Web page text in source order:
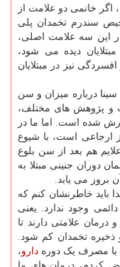
اگر خانمی دو علامت از
سندرم تخمدان پلی
این سه علامت اصلی،
دیده می شود،
نیز در مبتلایان
درباره میزان و سن
و پژوهش های مختلف،
شده است. اما ما در
ارجاعی است، با شیوع
علایم هم بعد از سن بلوغ
دوران جنینی مبتلا به
بروز می یابد.
باید خاطرنشان کنم که
وجود ندارد. یعنی
درمان علامتی دارند تا
تخمدان کم شود.
که با مصرف یک دوره دارو،